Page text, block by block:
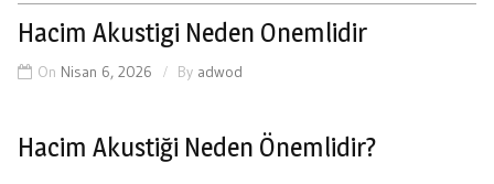
Hacim Akustigi Neden Onemlidir
On Nisan 6, 2026 By adwod
Hacim Akustiği Neden Önemlidir?